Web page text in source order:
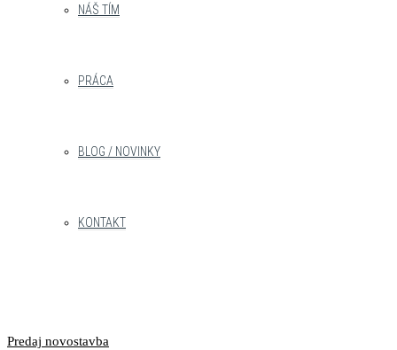
NÁŠ TÍM
PRÁCA
BLOG / NOVINKY
KONTAKT
Predaj novostavba